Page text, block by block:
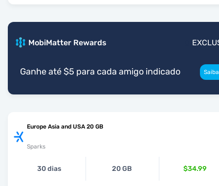
MobiMatter Rewards
Ganhe até $5 para cada amigo indicado
Europe Asia and USA 20 GB
Sparks
30 dias 20 GB $34.99